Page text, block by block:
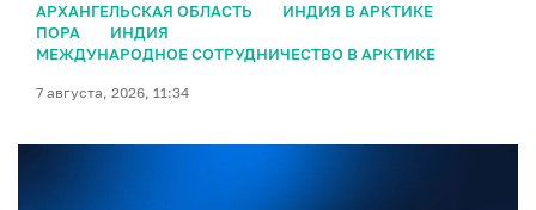
АРХАНГЕЛЬСКАЯ ОБЛАСТЬ
ИНДИЯ В АРКТИКЕ
ПОРА
ИНДИЯ
МЕЖДУНАРОДНОЕ СОТРУДНИЧЕСТВО В АРКТИКЕ
7 августа, 2026, 11:34